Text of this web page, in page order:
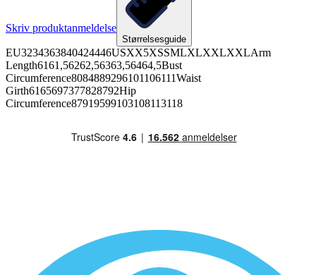
Skriv produktanmeldelse
Størrelsesguide
EU3234363840424446USXX5XSSMLXLXXLXXLArm
Length6161,56262,56363,56464,5Bust
Circumference8084889296101106111Waist
Girth6165697377828792Hip
Circumference87919599103108113118